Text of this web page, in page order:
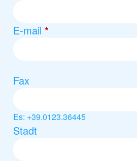
E-mail *
Fax
Es: +39.0123.36445
Stadt